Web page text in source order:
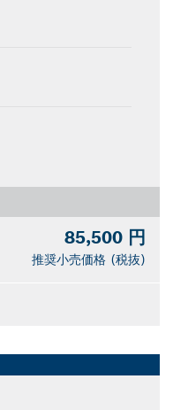
85,500 円
推奨小売価格 (税抜)